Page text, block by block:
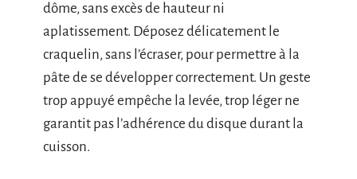
dôme, sans excès de hauteur ni
aplatissement. Déposez délicatement le
craquelin, sans l’écraser, pour permettre à la
pâte de se développer correctement. Un geste
trop appuyé empêche la levée, trop léger ne
garantit pas l’adhérence du disque durant la
cuisson.